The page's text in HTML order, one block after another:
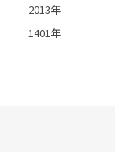
2013年
1401年